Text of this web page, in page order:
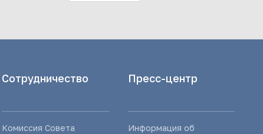
Сотрудничество
Комиссия Совета
Пресс-центр
Информация об